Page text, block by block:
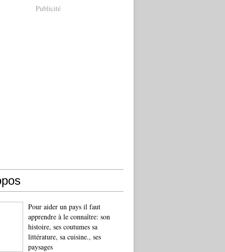
Publicité
Pour aider un pays il faut
apprendre à le connaître: son
histoire, ses coutumes sa
littérature, sa cuisine., ses
paysages